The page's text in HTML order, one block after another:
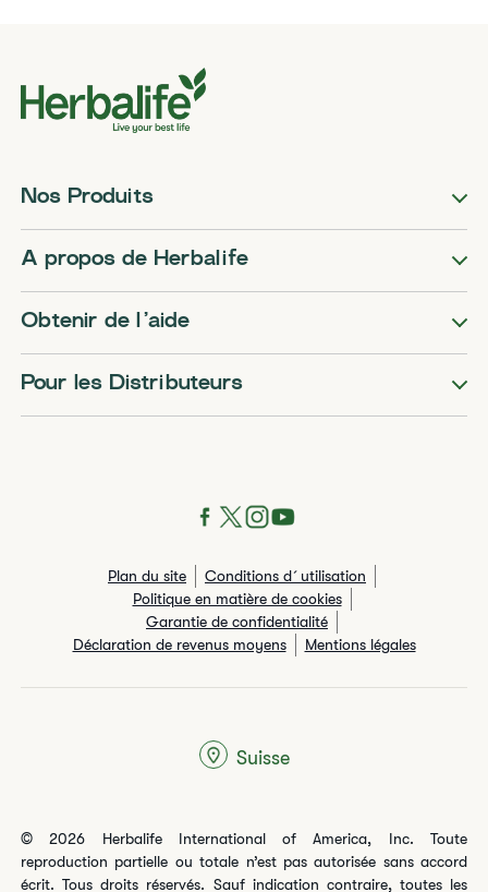
Nos Produits
A propos de Herbalife
Obtenir de l’aide
Pour les Distributeurs
Plan du site
Conditions d´utilisation
Politique en matière de cookies
Garantie de confidentialité
Déclaration de revenus moyens
Mentions légales
© 2026 Herbalife International of America, Inc. Toute
reproduction partielle ou totale n’est pas autorisée sans accord
écrit. Tous droits réservés. Sauf indication contraire, toutes les
Suisse